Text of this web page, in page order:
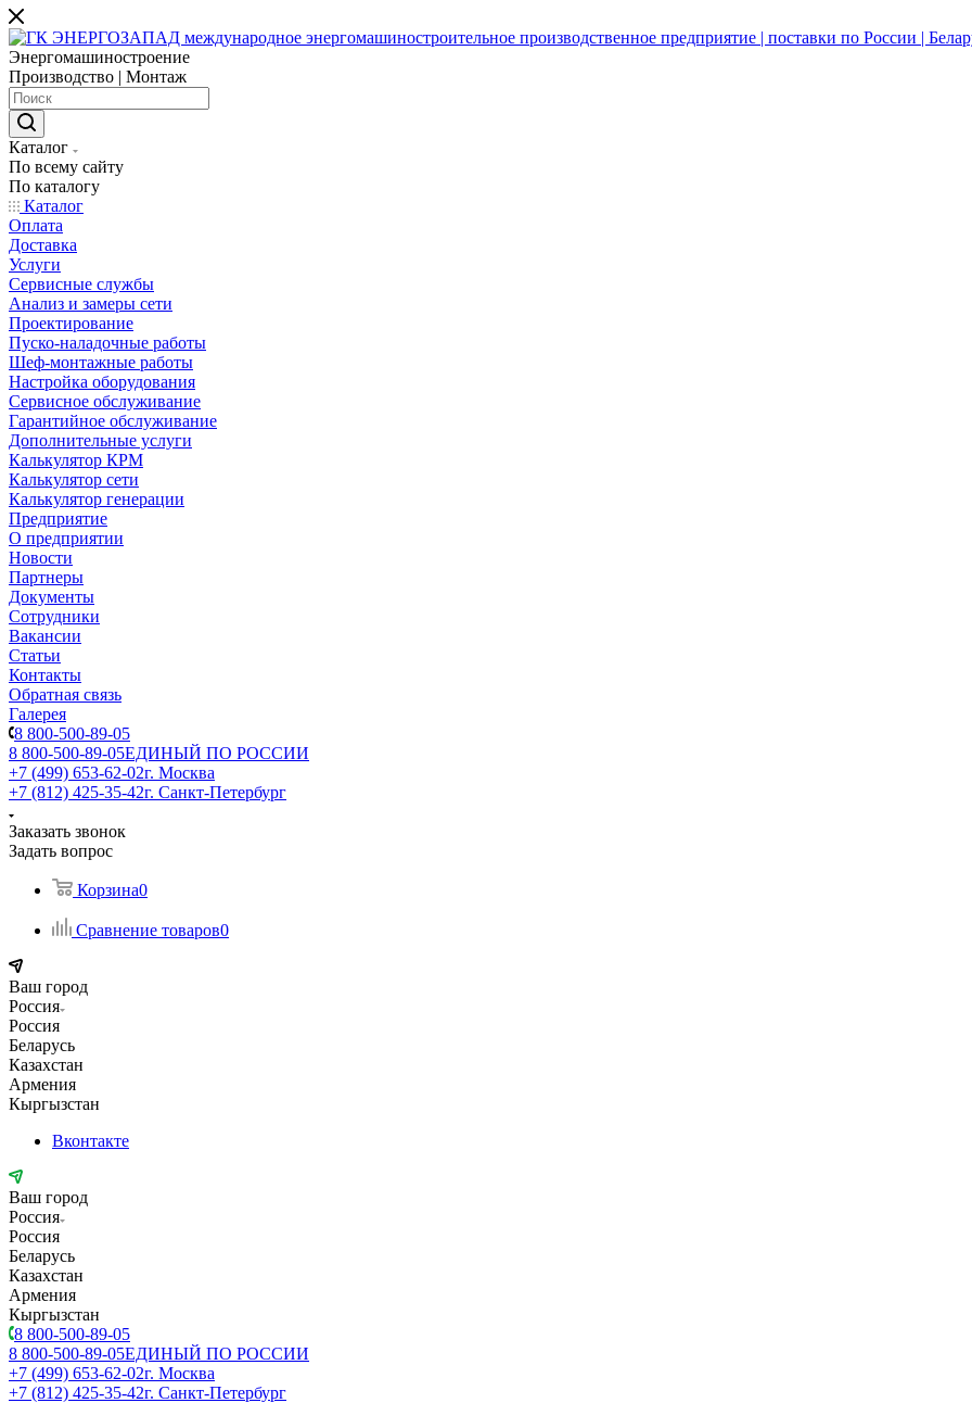
Энергомашиностроение
Производство | Монтаж
Каталог
По всему сайту
По каталогу
Каталог
Оплата
Доставка
Услуги
Сервисные службы
Анализ и замеры сети
Проектирование
Пуско-наладочные работы
Шеф-монтажные работы
Настройка оборудования
Сервисное обслуживание
Гарантийное обслуживание
Дополнительные услуги
Калькулятор КРМ
Калькулятор сети
Калькулятор генерации
Предприятие
О предприятии
Новости
Партнеры
Документы
Сотрудники
Вакансии
Статьи
Контакты
Обратная связь
Галерея
8 800-500-89-05
8 800-500-89-05ЕДИНЫЙ ПО РОССИИ
+7 (499) 653-62-02г. Москва
+7 (812) 425-35-42г. Санкт-Петербург
Заказать звонок
Задать вопрос
Корзина0
Сравнение товаров0
Ваш город
Россия
Россия
Беларусь
Казахстан
Армения
Кыргызстан
Вконтакте
Ваш город
Россия
Россия
Беларусь
Казахстан
Армения
Кыргызстан
8 800-500-89-05
8 800-500-89-05ЕДИНЫЙ ПО РОССИИ
+7 (499) 653-62-02г. Москва
+7 (812) 425-35-42г. Санкт-Петербург